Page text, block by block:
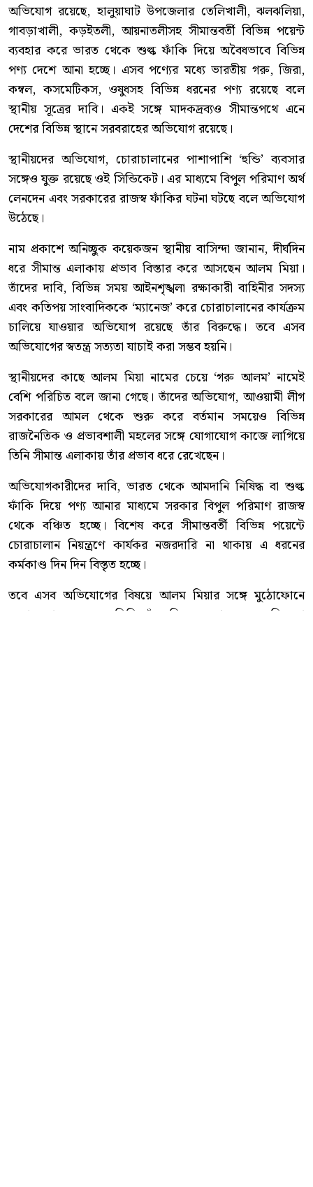
অভিযোগ রয়েছে, হালুয়াঘাট উপজেলার তেলিখালী, ঝলঝলিয়া,
গাবড়াখালী, কড়ইতলী, আয়নাতলীসহ সীমান্তবর্তী বিভিন্ন পয়েন্ট
ব্যবহার করে ভারত থেকে শুল্ক ফাঁকি দিয়ে অবৈধভাবে বিভিন্ন
পণ্য দেশে আনা হচ্ছে। এসব পণ্যের মধ্যে ভারতীয় গরু, জিরা,
কম্বল, কসমেটিকস, ওষুধসহ বিভিন্ন ধরনের পণ্য রয়েছে বলে
স্থানীয় সূত্রের দাবি। একই সঙ্গে মাদকদ্রব্যও সীমান্তপথে এনে
দেশের বিভিন্ন স্থানে সরবরাহের অভিযোগ রয়েছে।
স্থানীয়দের অভিযোগ, চোরাচালানের পাশাপাশি ‘হুন্ডি’ ব্যবসার
সঙ্গেও যুক্ত রয়েছে ওই সিন্ডিকেট। এর মাধ্যমে বিপুল পরিমাণ অর্থ
লেনদেন এবং সরকারের রাজস্ব ফাঁকির ঘটনা ঘটছে বলে অভিযোগ
উঠেছে।
নাম প্রকাশে অনিচ্ছুক কয়েকজন স্থানীয় বাসিন্দা জানান, দীর্ঘদিন
ধরে সীমান্ত এলাকায় প্রভাব বিস্তার করে আসছেন আলম মিয়া।
তাঁদের দাবি, বিভিন্ন সময় আইনশৃঙ্খলা রক্ষাকারী বাহিনীর সদস্য
এবং কতিপয় সাংবাদিককে ‘ম্যানেজ’ করে চোরাচালানের কার্যক্রম
চালিয়ে যাওয়ার অভিযোগ রয়েছে তাঁর বিরুদ্ধে। তবে এসব
অভিযোগের স্বতন্ত্র সত্যতা যাচাই করা সম্ভব হয়নি।
স্থানীয়দের কাছে আলম মিয়া নামের চেয়ে ‘গরু আলম’ নামেই
বেশি পরিচিত বলে জানা গেছে। তাঁদের অভিযোগ, আওয়ামী লীগ
সরকারের আমল থেকে শুরু করে বর্তমান সময়েও বিভিন্ন
রাজনৈতিক ও প্রভাবশালী মহলের সঙ্গে যোগাযোগ কাজে লাগিয়ে
তিনি সীমান্ত এলাকায় তাঁর প্রভাব ধরে রেখেছেন।
অভিযোগকারীদের দাবি, ভারত থেকে আমদানি নিষিদ্ধ বা শুল্ক
ফাঁকি দিয়ে পণ্য আনার মাধ্যমে সরকার বিপুল পরিমাণ রাজস্ব
থেকে বঞ্চিত হচ্ছে। বিশেষ করে সীমান্তবর্তী বিভিন্ন পয়েন্টে
চোরাচালান নিয়ন্ত্রণে কার্যকর নজরদারি না থাকায় এ ধরনের
কর্মকাণ্ড দিন দিন বিস্তৃত হচ্ছে।
তবে এসব অভিযোগের বিষয়ে আলম মিয়ার সঙ্গে মুঠোফোনে
যোগাযোগ করা হলে তিনি তাঁর বিরুদ্ধে আনা সব অভিযোগ